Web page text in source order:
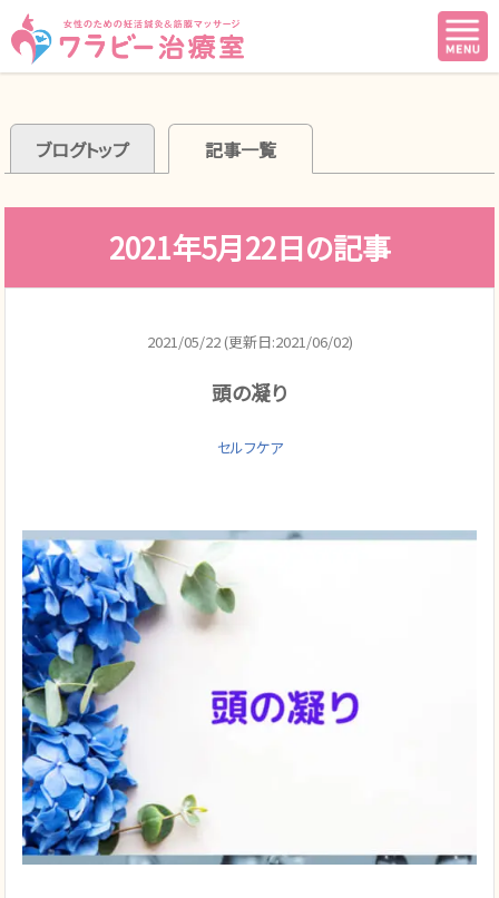
ブログトップ 記事一覧
2021年5月22日の記事
2021/05/22 (更新日:2021/06/02)
頭の凝り
セルフケア